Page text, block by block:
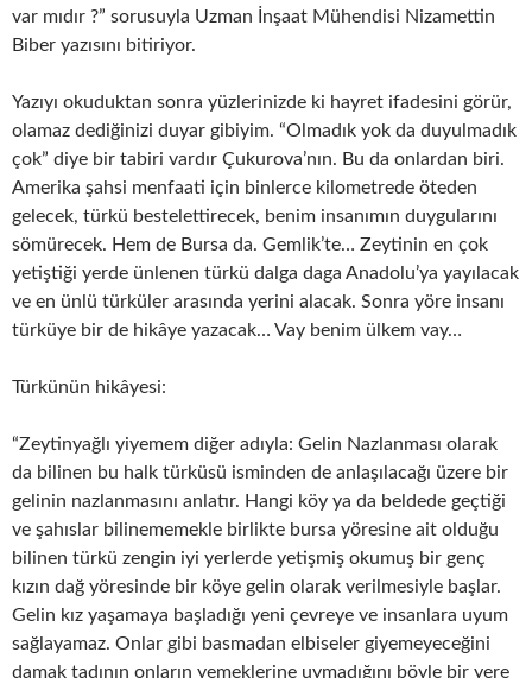
var mıdır ?” sorusuyla Uzman İnşaat Mühendisi Nizamettin
Biber yazısını bitiriyor.
Yazıyı okuduktan sonra yüzlerinizde ki hayret ifadesini görür,
olamaz dediğinizi duyar gibiyim. “Olmadık yok da duyulmadık
çok” diye bir tabiri vardır Çukurova’nın. Bu da onlardan biri.
Amerika şahsi menfaati için binlerce kilometrede öteden
gelecek, türkü bestelettirecek, benim insanımın duygularını
sömürecek. Hem de Bursa da. Gemlik’te… Zeytinin en çok
yetiştiği yerde ünlenen türkü dalga daga Anadolu’ya yayılacak
ve en ünlü türküler arasında yerini alacak. Sonra yöre insanı
türküye bir de hikâye yazacak… Vay benim ülkem vay…
Türkünün hikâyesi:
“Zeytinyağlı yiyemem diğer adıyla: Gelin Nazlanması olarak
da bilinen bu halk türküsü isminden de anlaşılacağı üzere bir
gelinin nazlanmasını anlatır. Hangi köy ya da beldede geçtiği
ve şahıslar bilinememekle birlikte bursa yöresine ait olduğu
bilinen türkü zengin iyi yerlerde yetişmiş okumuş bir genç
kızın dağ yöresinde bir köye gelin olarak verilmesiyle başlar.
Gelin kız yaşamaya başladığı yeni çevreye ve insanlara uyum
sağlayamaz. Onlar gibi basmadan elbiseler giyemeyeceğini
damak tadının onların yemeklerine uymadığını böyle bir yere